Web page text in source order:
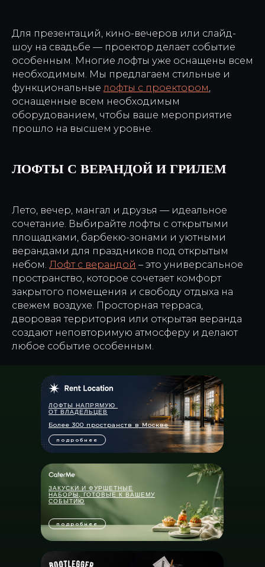
Для презентаций, кино-вечеров или слайд-
шоу на свадьбе — проектор делает событие
особенным. Многие лофты уже оснащены всем
необходимым. Мы предлагаем стильные и
функциональные лофты с проектором,
оснащенные всем необходимым
оборудованием, чтобы ваше мероприятие
прошло на высшем уровне.
ЛОФТЫ С ВЕРАНДОЙ И ГРИЛЕМ
Лето, вечер, мангал и друзья — идеальное
сочетание. Выбирайте лофты с открытыми
площадками, барбекю-зонами и уютными
верандами для праздников под открытым
небом. Лофт с верандой – это универсальное
пространство, которое сочетает комфорт
закрытого помещения и свободу отдыха на
свежем воздухе. Просторная терраса,
дворовая территория или открытая веранда
создают неповторимую атмосферу и делают
любое событие особенным.
ЛОФТЫ НАПРЯМУЮ
ОТ ВЛАДЕЛЬЦЕВ
Более 300 пространств в Москве
подробнее
ЗАКУСКИ И ФУРШЕТНЫЕ
НАБОРЫ, ГОТОВЫЕ К ВАШЕМУ
СОБЫТИЮ
подробнее